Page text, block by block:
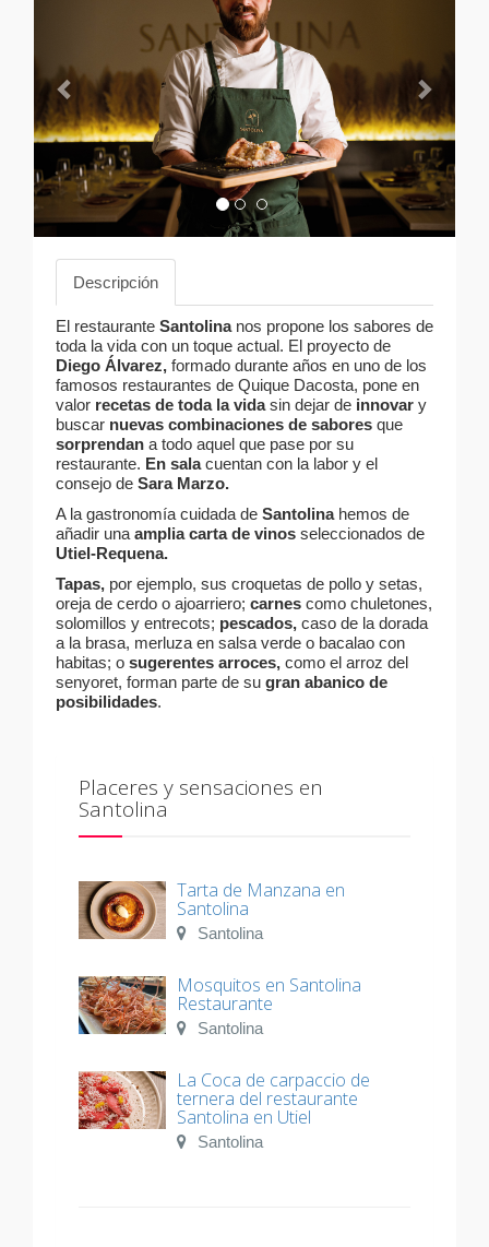
Descripción
El restaurante Santolinanos propone los sabores de
toda la vida con un toque actual. El proyecto de
Diego Álvarez, formado durante años en uno de los
famosos restaurantes de Quique Dacosta, pone en
valor recetas de toda la vidasin dejar de innovar y
buscar nuevas combinaciones de sabores que
sorprendan a todo aquel que pase por su
restaurante. En salacuentan con la labor y el
consejo de Sara Marzo.
A la gastronomía cuidada de Santolinahemos de
añadir una amplia carta de vinos seleccionados de
Utiel-Requena.
Tapas, por ejemplo, sus croquetas de pollo y setas,
oreja de cerdo o ajoarriero; carnes como chuletones,
solomillos y entrecots; pescados, caso de la dorada
a la brasa, merluza en salsa verde o bacalao con
habitas; o sugerentes arroces, como el arroz del
senyoret, forman parte de su gran abanico de
posibilidades.
Placeres y sensaciones en
Santolina
Tarta de Manzana en
Santolina
Santolina
Mosquitos en Santolina
Restaurante
Santolina
La Coca de carpaccio de
ternera del restaurante
Santolina en Utiel
Santolina